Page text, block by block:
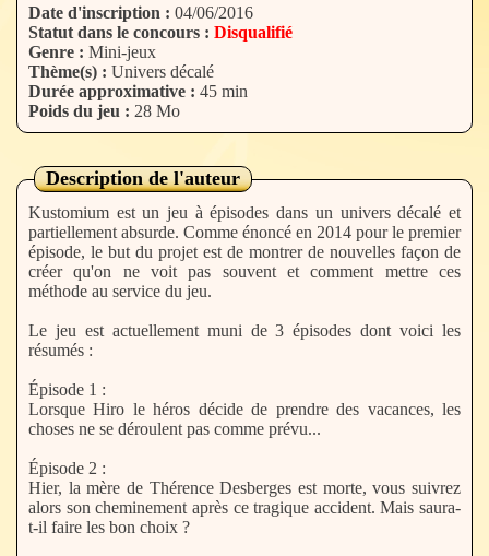
Date d'inscription : 04/06/2016
Statut dans le concours : Disqualifié
Genre : Mini-jeux
Thème(s) : Univers décalé
Durée approximative : 45 min
Poids du jeu : 28 Mo
Description de l'auteur
Kustomium est un jeu à épisodes dans un univers décalé et
partiellement absurde. Comme énoncé en 2014 pour le premier
épisode, le but du projet est de montrer de nouvelles façon de
créer qu'on ne voit pas souvent et comment mettre ces
méthode au service du jeu.
Le jeu est actuellement muni de 3 épisodes dont voici les
résumés :
Épisode 1 :
Lorsque Hiro le héros décide de prendre des vacances, les
choses ne se déroulent pas comme prévu...
Épisode 2 :
Hier, la mère de Thérence Desberges est morte, vous suivrez
alors son cheminement après ce tragique accident. Mais saura-
t-il faire les bon choix ?